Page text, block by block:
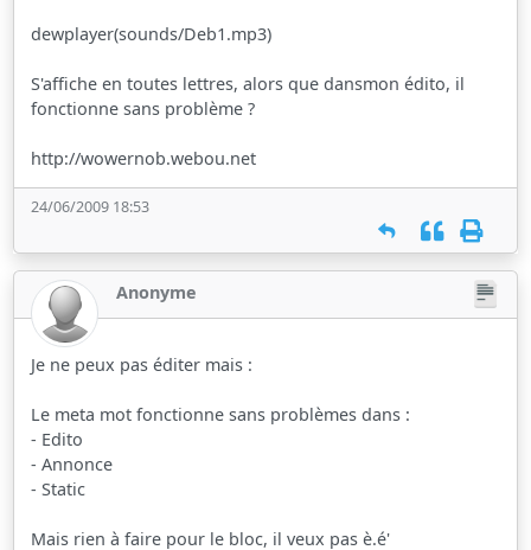
dewplayer(sounds/Deb1.mp3)
S'affiche en toutes lettres, alors que dansmon édito, il
fonctionne sans problème ?
http://wowernob.webou.net
24/06/2009 18:53
Anonyme
Je ne peux pas éditer mais :
Le meta mot fonctionne sans problèmes dans :
- Edito
- Annonce
- Static
Mais rien à faire pour le bloc, il veux pas è.é'